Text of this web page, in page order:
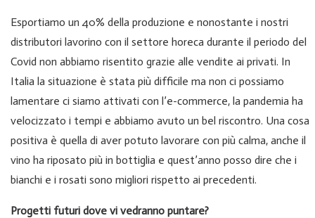
Esportiamo un 40% della produzione e nonostante i nostri
distributori lavorino con il settore horeca durante il periodo del
Covid non abbiamo risentito grazie alle vendite ai privati. In
Italia la situazione è stata più difficile ma non ci possiamo
lamentare ci siamo attivati con l’e-commerce, la pandemia ha
velocizzato i tempi e abbiamo avuto un bel riscontro. Una cosa
positiva è quella di aver potuto lavorare con più calma, anche il
vino ha riposato più in bottiglia e quest’anno posso dire che i
bianchi e i rosati sono migliori rispetto ai precedenti.
Progetti futuri dove vi vedranno puntare?